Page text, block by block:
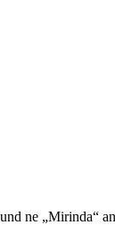
ne „Mirinda“